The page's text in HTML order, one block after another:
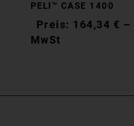
PELI™ CASE 1400
164,34 € –
MwSt